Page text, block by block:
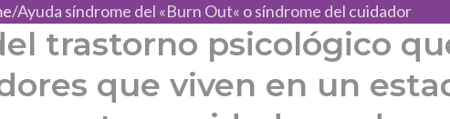
Ayuda síndrome del «Burn Out« o síndrome del cuidador
trastorno psicológico
que viven en un